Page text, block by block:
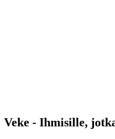
Veke - Ihmisille,